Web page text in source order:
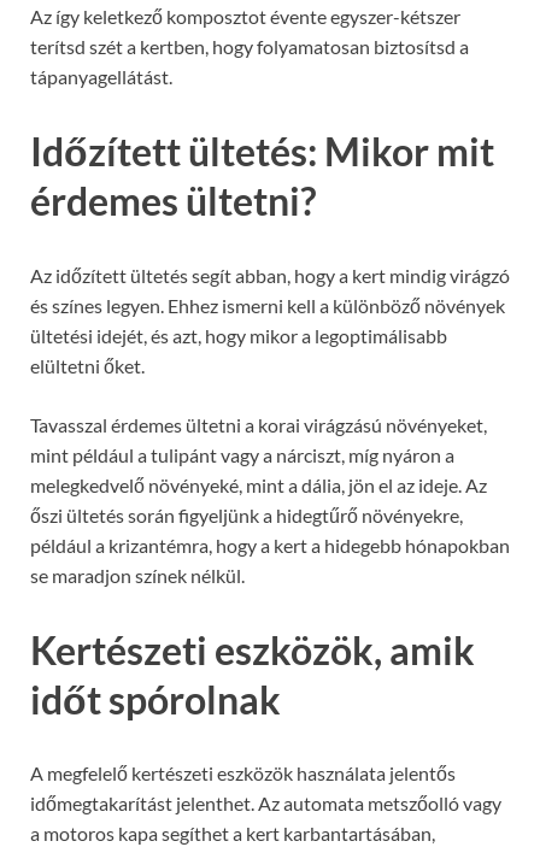
Az így keletkező komposztot évente egyszer-kétszer
terítsd szét a kertben, hogy folyamatosan biztosítsd a
tápanyagellátást.
Időzített ültetés: Mikor mit
érdemes ültetni?
Az időzített ültetés segít abban, hogy a kert mindig virágzó
és színes legyen. Ehhez ismerni kell a különböző növények
ültetési idejét, és azt, hogy mikor a legoptimálisabb
elültetni őket.
Tavasszal érdemes ültetni a korai virágzású növényeket,
mint például a tulipánt vagy a nárciszt, míg nyáron a
melegkedvelő növényeké, mint a dália, jön el az ideje. Az
őszi ültetés során figyeljünk a hidegtűrő növényekre,
például a krizantémra, hogy a kert a hidegebb hónapokban
se maradjon színek nélkül.
Kertészeti eszközök, amik
időt spórolnak
A megfelelő kertészeti eszközök használata jelentős
időmegtakarítást jelenthet. Az automata metszőolló vagy
a motoros kapa segíthet a kert karbantartásában,